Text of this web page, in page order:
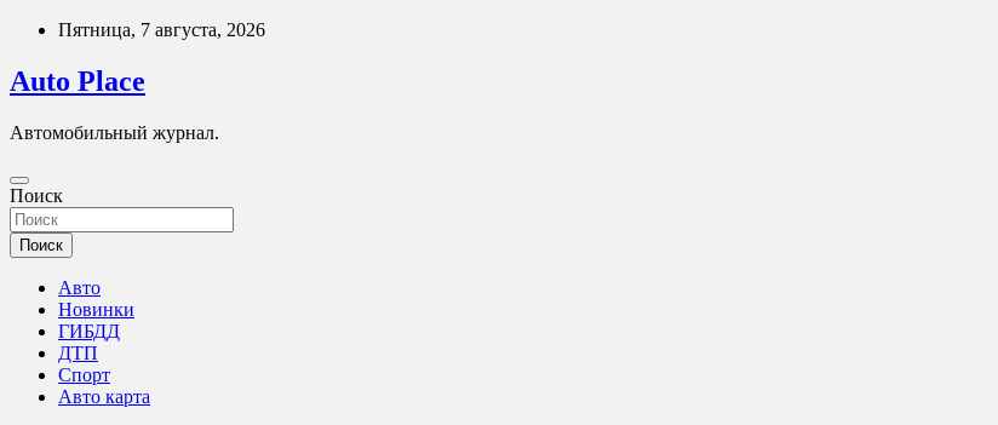
Перейти
содержимому
Пятница, 7 августа, 2026
Auto Place
Автомобильный журнал.
Поиск
Поиск
Авто
Новинки
ГИБДД
ДТП
Спорт
Авто карта